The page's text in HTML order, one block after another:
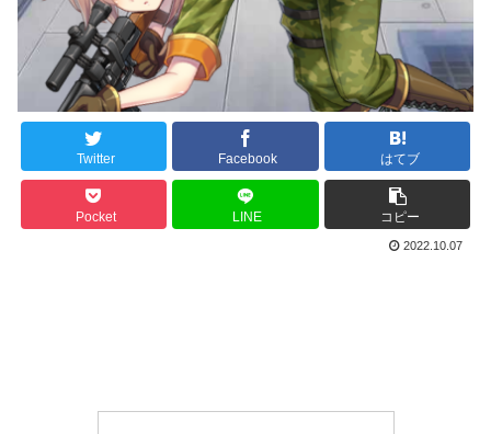
Twitter Facebook はてブ
Pocket LINE コピー
2022.10.07